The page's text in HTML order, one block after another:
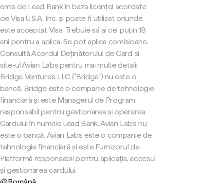
emis de Lead Bank în baza licenței acordate
de Visa U.S.A. Inc. și poate fi utilizat oriunde
este acceptat Visa. Trebuie să ai cel puțin 18
ani pentru a aplica. Se pot aplica comisioane.
Consultă Acordul Deținătorului de Card și
site-ul Avian Labs pentru mai multe detalii.
Bridge Ventures LLC ("Bridge") nu este o
bancă. Bridge este o companie de tehnologie
financiară și este Managerul de Program
responsabil pentru gestionarea și operarea
Cardului în numele Lead Bank. Avian Labs nu
este o bancă. Avian Labs este o companie de
tehnologie financiară și este Furnizorul de
Platformă responsabil pentru aplicația, accesul
și gestionarea cardului.